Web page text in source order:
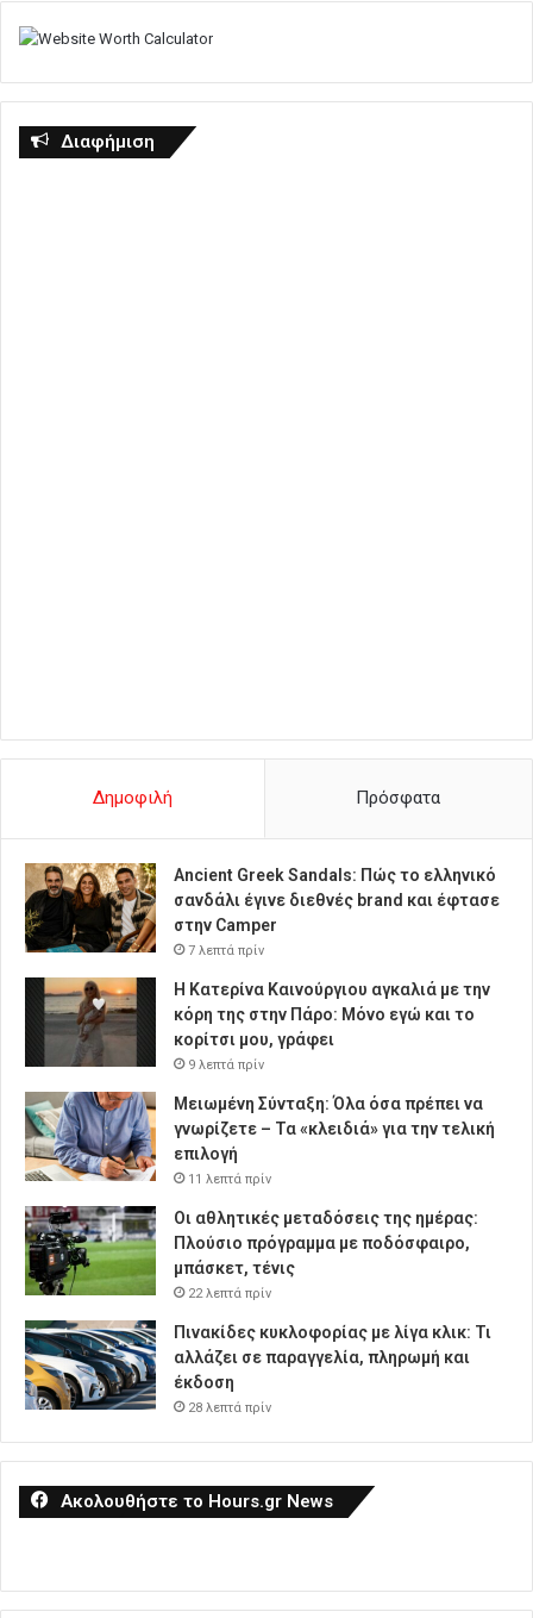
Διαφήμιση
Δημοφιλή Πρόσφατα
Ancient Greek Sandals: Πώς το ελληνικό
σανδάλι έγινε διεθνές brand και έφτασε
στην Camper
7 λεπτά πρίν
Η Κατερίνα Καινούργιου αγκαλιά με την
κόρη της στην Πάρο: Μόνο εγώ και το
κορίτσι μου, γράφει
9 λεπτά πρίν
Μειωμένη Σύνταξη: Όλα όσα πρέπει να
γνωρίζετε – Τα «κλειδιά» για την τελική
επιλογή
11 λεπτά πρίν
Οι αθλητικές μεταδόσεις της ημέρας:
Πλούσιο πρόγραμμα με ποδόσφαιρο,
μπάσκετ, τένις
22 λεπτά πρίν
Πινακίδες κυκλοφορίας με λίγα κλικ: Τι
αλλάζει σε παραγγελία, πληρωμή και
έκδοση
28 λεπτά πρίν
Ακολουθήστε το Hours.gr News